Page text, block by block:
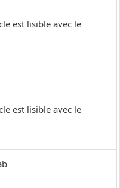
est lisible avec le
est lisible avec le